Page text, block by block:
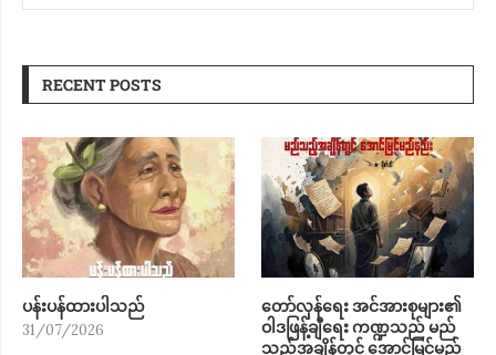
RECENT POSTS
ပန်းပန်ထားပါသည်
31/07/2026
တော်လှန်ရေး အင်အားစုများ၏
ဝါဒဖြန့်ချီရေး ကဏ္ဍသည် မည်
သည့်အချိန်တွင် အောင်မြင်မည်